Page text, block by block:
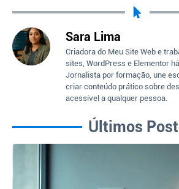
Sara Lima
Criadora do Meu Site Web e
sites, WordPress e Elementor
Jornalista por formação, une
criar conteúdo prático sobre
acessível a qualquer pessoa.
Últimos